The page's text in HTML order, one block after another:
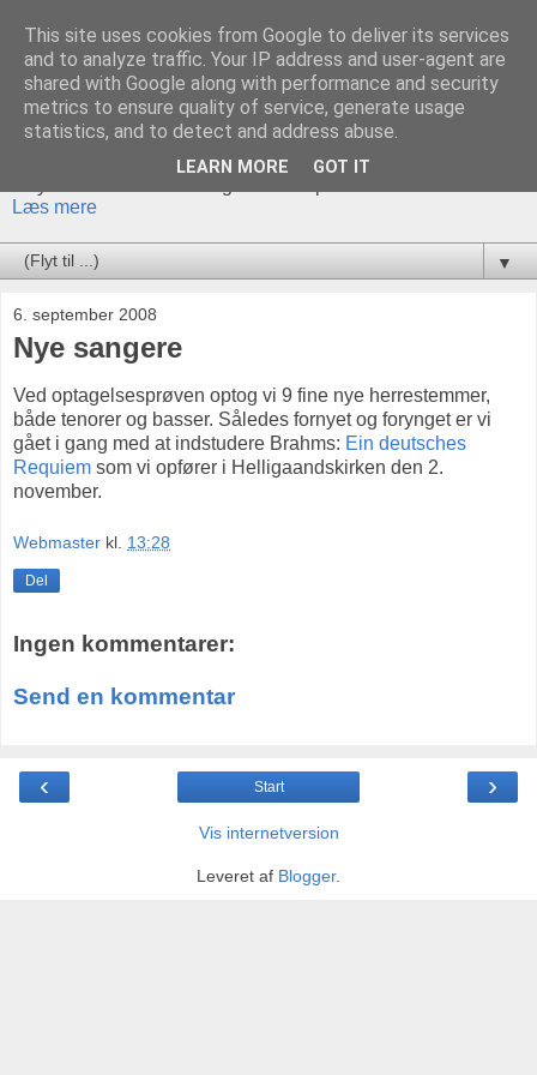
Akademisk Orkester og
Kor
Akademisk Orkester og Kor er et traditionsrigt ensemble, der
Læs mere
▼
6. september 2008
Nye sangere
Ved optagelsesprøven optog vi 9 fine nye herrestemmer,
både tenorer og basser. Således fornyet og forynget er vi
gået i gang med at indstudere Brahms: Ein deutsches
Requiem som vi opfører i Helligaandskirken den 2.
november.
Webmaster kl. 13:28
Del
Ingen kommentarer:
Send en kommentar
‹ ›
Start
Vis internetversion
Leveret af Blogger.
This site uses cookies from Google to deliver its services
and to analyze traffic. Your IP address and user-agent are
shared with Google along with performance and security
metrics to ensure quality of service, generate usage
statistics, and to detect and address abuse.
LEARN MORE GOT IT